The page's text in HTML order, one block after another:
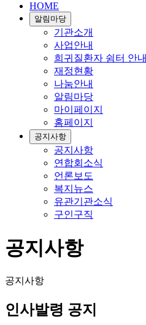
HOME
알림마당
기관소개
사업안내
희귀질환자 쉼터 안내
재정현황
나눔안내
알림마당
마이페이지
홈페이지
공지사항
공지사항
연합회소식
언론보도
복지뉴스
유관기관소식
구인구직
공지사항
공지사항
인사발령 공지